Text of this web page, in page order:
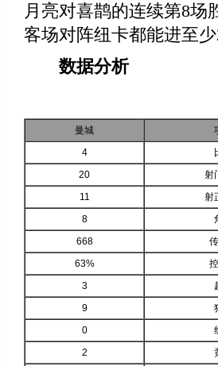
月亮对喜鹊的连续第8场
客场对阵纽卡都能进至少
数据分析
曼城
4
20
射
11
射
8
668
63%
3
9
0
2